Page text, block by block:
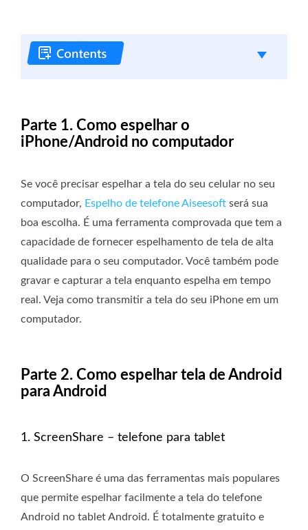
Parte 1. Como espelhar o
iPhone/Android no computador
Se você precisar espelhar a tela do seu celular no seu
computador, Espelho de telefone Aiseesoft será sua
boa escolha. É uma ferramenta comprovada que tem a
capacidade de fornecer espelhamento de tela de alta
qualidade para o seu computador. Você também pode
gravar e capturar a tela enquanto espelha em tempo
real. Veja como transmitir a tela do seu iPhone em um
computador.
Parte 2. Como espelhar tela de Android
para Android
1. ScreenShare – telefone para tablet
O ScreenShare é uma das ferramentas mais populares
que permite espelhar facilmente a tela do telefone
Android no tablet Android. É totalmente gratuito e